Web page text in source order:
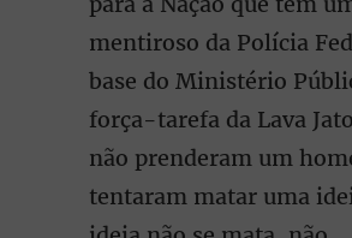
mentiroso da Polícia
base do Ministério
força-tarefa da Lava
não prenderam um
tentaram matar uma